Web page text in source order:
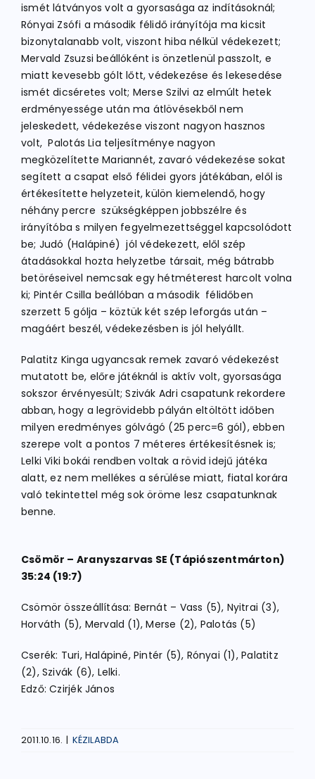
ismét látványos volt a gyorsasága az indításoknál;
Rónyai Zsófi a második félidő irányítója ma kicsit
bizonytalanabb volt, viszont hiba nélkül védekezett;
Mervald Zsuzsi beállóként is önzetlenül passzolt, e
miatt kevesebb gólt lőtt, védekezése és lekesedése
ismét dicséretes volt; Merse Szilvi az elmúlt hetek
erdményessége után ma átlövésekből nem
jeleskedett, védekezése viszont nagyon hasznos
volt, Palotás Lia teljesítménye nagyon
megközelítette Mariannét, zavaró védekezése sokat
segített a csapat első félidei gyors játékában, elől is
értékesítette helyzeteit, külön kiemelendő, hogy
néhány percre szükségképpen jobbszélre és
irányítóba s milyen fegyelmezettséggel kapcsolódott
be; Judó (Halápiné) jól védekezett, elől szép
átadásokkal hozta helyzetbe társait, még bátrabb
betöréseivel nemcsak egy hétméterest harcolt volna
ki; Pintér Csilla beállóban a második félidőben
szerzett 5 gólja – köztük két szép leforgás után –
magáért beszél, védekezésben is jól helyállt.
Palatitz Kinga ugyancsak remek zavaró védekezést
mutatott be, előre játéknál is aktív volt, gyorsasága
sokszor érvényesült; Szivák Adri csapatunk rekordere
abban, hogy a legrövidebb pályán eltöltött időben
milyen eredményes gólvágó (25 perc=6 gól), ebben
szerepe volt a pontos 7 méteres értékesítésnek is;
Lelki Viki bokái rendben voltak a rövid idejű játéka
alatt, ez nem mellékes a sérülése miatt, fiatal korára
való tekintettel még sok öröme lesz csapatunknak
benne.
Csömör – Aranyszarvas SE (Tápiószentmárton)
35:24 (19:7)
Csömör összeállítása: Bernát – Vass (5), Nyitrai (3),
Horváth (5), Mervald (1), Merse (2), Palotás (5)
Cserék: Turi, Halápiné, Pintér (5), Rónyai (1), Palatitz
(2), Szivák (6), Lelki.
Edző: Czirjék János
2011.10.16. | KÉZILABDA